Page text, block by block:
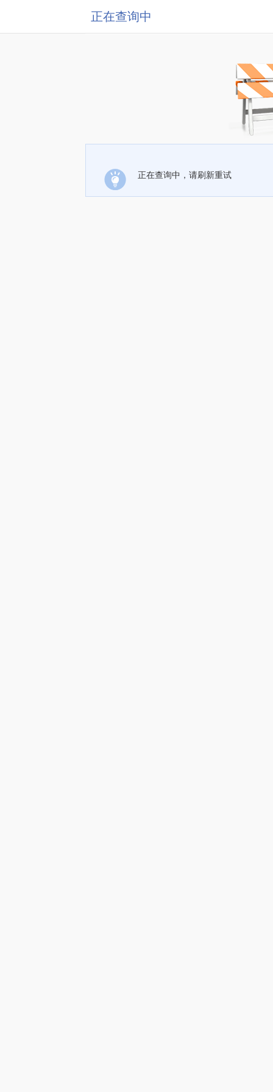
正在查询中
正在查询中，请刷新重试